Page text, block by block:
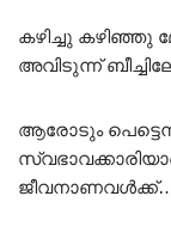
കഴിച്ചു കഴിഞ്ഞു
അവിടുന്ന്
ആരോടും